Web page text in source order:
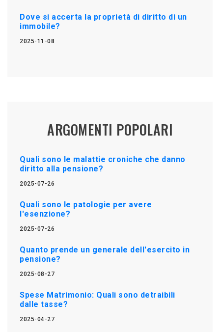
Dove si accerta la proprietà di diritto di un
immobile?
2025-11-08
ARGOMENTI POPOLARI
Quali sono le malattie croniche che danno
diritto alla pensione?
2025-07-26
Quali sono le patologie per avere
l'esenzione?
2025-07-26
Quanto prende un generale dell'esercito in
pensione?
2025-08-27
Spese Matrimonio: Quali sono detraibili
dalle tasse?
2025-04-27